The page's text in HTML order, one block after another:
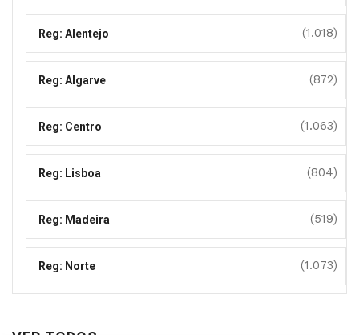
Reg: Alentejo (1.018)
Reg: Algarve (872)
Reg: Centro (1.063)
Reg: Lisboa (804)
Reg: Madeira (519)
Reg: Norte (1.073)